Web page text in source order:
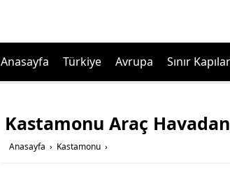
Anasayfa Türkiye Avrupa Sınır
Kastamonu Araç
Anasayfa › Kastamonu ›